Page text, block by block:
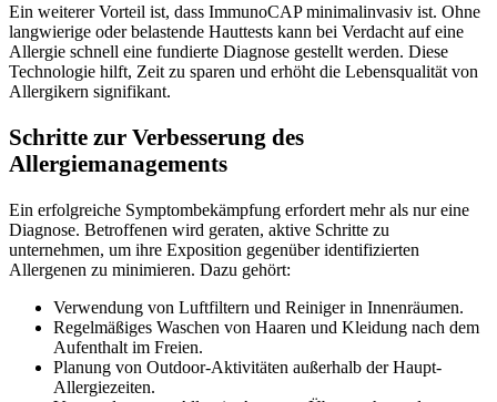
Ein weiterer Vorteil ist, dass ImmunoCAP minimalinvasiv ist. Ohne
langwierige oder belastende Hauttests kann bei Verdacht auf eine
Allergie schnell eine fundierte Diagnose gestellt werden. Diese
Technologie hilft, Zeit zu sparen und erhöht die Lebensqualität von
Allergikern signifikant.
Schritte zur Verbesserung des
Allergiemanagements
Ein erfolgreiche Symptombekämpfung erfordert mehr als nur eine
Diagnose. Betroffenen wird geraten, aktive Schritte zu
unternehmen, um ihre Exposition gegenüber identifizierten
Allergenen zu minimieren. Dazu gehört:
Verwendung von Luftfiltern und Reiniger in Innenräumen.
Regelmäßiges Waschen von Haaren und Kleidung nach dem
Aufenthalt im Freien.
Planung von Outdoor-Aktivitäten außerhalb der Haupt-
Allergiezeiten.